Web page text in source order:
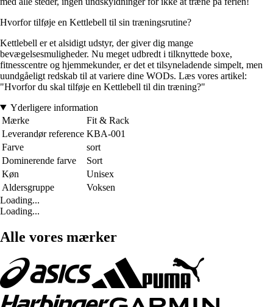
Hvorfor tilføje en Kettlebell til sin træningsrutine?
Kettlebell er et alsidigt udstyr, der giver dig mange
bevægelsesmuligheder. Nu meget udbredt i tilknyttede boxe,
fitnesscentre og hjemmekunder, er det et tilsyneladende simpelt, men
uundgåeligt redskab til at variere dine WODs. Læs vores artikel:
"Hvorfor du skal tilføje en Kettlebell til din træning?"
Yderligere information
Mærke
Fit & Rack
Leverandør reference KBA-001
Farve
sort
Dominerende farve
Sort
Køn
Unisex
Aldersgruppe
Voksen
Loading...
Loading...
Alle vores mærker